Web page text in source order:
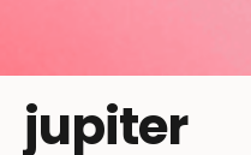
jupiter